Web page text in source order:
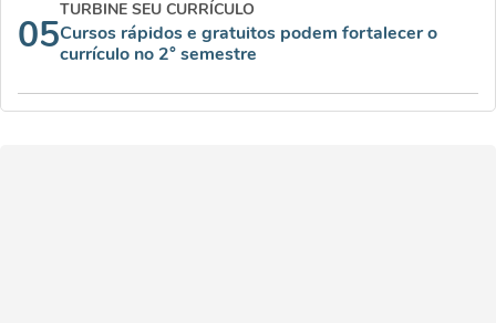
05
TURBINE SEU CURRÍCULO
Cursos rápidos e gratuitos podem fortalecer o
currículo no 2° semestre